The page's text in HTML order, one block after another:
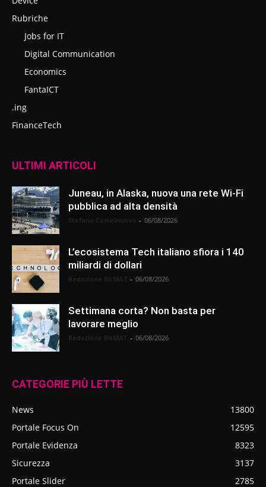
Rubriche
Jobs for IT
Digital Communication
Economics
FantaICT
.ing
FinanceTech
ULTIMI ARTICOLI
Juneau, in Alaska, nuova una rete Wi-Fi
pubblica ad alta densità
- 06/08/2026
L’ecosistema Tech italiano sfiora i 140
miliardi di dollari
- 06/08/2026
Settimana corta? Non basta per
lavorare meglio
- 06/08/2026
CATEGORIE PIÙ LETTE
News
13800
Portale Focus On
12595
Portale Evidenza
8323
Sicurezza
3137
Portale Slider
2785